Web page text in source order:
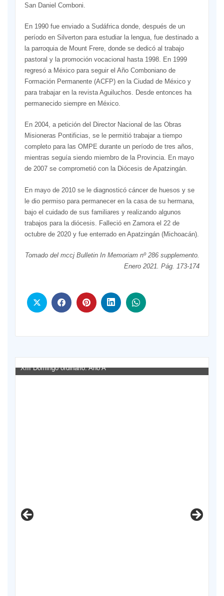
San Daniel Comboni.
En 1990 fue enviado a Sudáfrica donde, después de un
período en Silverton para estudiar la lengua, fue destinado a
la parroquia de Mount Frere, donde se dedicó al trabajo
pastoral y la promoción vocacional hasta 1998. En 1999
regresó a México para seguir el Año Comboniano de
Formación Permanente (ACFP) en la Ciudad de México y
para trabajar en la revista Aguiluchos. Desde entonces ha
permanecido siempre en México.
En 2004, a petición del Director Nacional de las Obras
Misioneras Pontificias, se le permitió trabajar a tiempo
completo para las OMPE durante un período de tres años,
mientras seguía siendo miembro de la Provincia. En mayo
de 2007 se comprometió con la Diócesis de Apatzingán.
En mayo de 2010 se le diagnosticó cáncer de huesos y se
le dio permiso para permanecer en la casa de su hermana,
bajo el cuidado de sus familiares y realizando algunos
trabajos para la diócesis. Falleció en Zamora el 22 de
octubre de 2020 y fue enterrado en Apatzingán (Michoacán).
Tomado del mccj Bulletin In Memoriam nº 286 supplemento.
Enero 2021. Pág. 173-174
XIII Domingo ordinario. Año A